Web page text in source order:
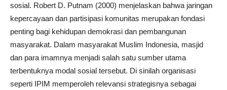
sosial. Robert D. Putnam (2000) menjelaskan bahwa jaringan
kepercayaan dan partisipasi komunitas merupakan fondasi
penting bagi kehidupan demokrasi dan pembangunan
masyarakat. Dalam masyarakat Muslim Indonesia, masjid
dan para imamnya menjadi salah satu sumber utama
terbentuknya modal sosial tersebut. Di sinilah organisasi
seperti IPIM memperoleh relevansi strategisnya sebagai